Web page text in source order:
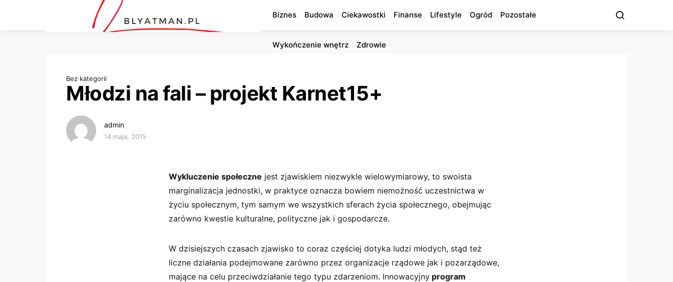
Biznes Budowa Ciekawostki Finanse Lifestyle Ogród Pozostałe
Wykończenie wnętrz Zdrowie
Bez kategorii
Młodzi na fali – projekt Karnet15+
admin
14 maja, 2015
Wykluczenie społeczne jest zjawiskiem niezwykle wielowymiarowy, to swoista
marginalizacja jednostki, w praktyce oznacza bowiem niemożność uczestnictwa w
życiu społecznym, tym samym we wszystkich sferach życia społecznego, obejmując
zarówno kwestie kulturalne, polityczne jak i gospodarcze.
W dzisiejszych czasach zjawisko to coraz częściej dotyka ludzi młodych, stąd też
liczne działania podejmowane zarówno przez organizacje rządowe jak i pozarządowe,
mające na celu przeciwdziałanie tego typu zdarzeniom. Innowacyjny program